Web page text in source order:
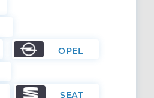
OPEL
SEAT